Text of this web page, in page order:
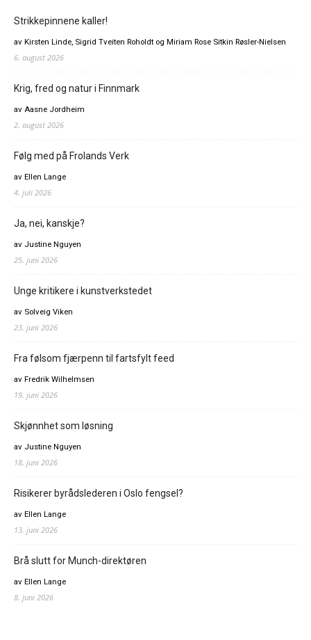
Strikkepinnene kaller!
av Kirsten Linde, Sigrid Tveiten Roholdt og Miriam Rose Sitkin Røsler-Nielsen
6. august 2026
Krig, fred og natur i Finnmark
av Aasne Jordheim
2. august 2026
Følg med på Frolands Verk
av Ellen Lange
4. juli 2026
Ja, nei, kanskje?
av Justine Nguyen
25. juni 2026
Unge kritikere i kunstverkstedet
av Solveig Viken
23. juni 2026
Fra følsom fjærpenn til fartsfylt feed
av Fredrik Wilhelmsen
19. juni 2026
Skjønnhet som løsning
av Justine Nguyen
18. juni 2026
Risikerer byrådslederen i Oslo fengsel?
av Ellen Lange
13. juni 2026
Brå slutt for Munch-direktøren
av Ellen Lange
8. juni 2026